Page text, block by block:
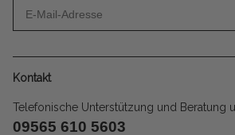
Kontakt
Telefonische Unterstützung und Beratung
09565 610 5603